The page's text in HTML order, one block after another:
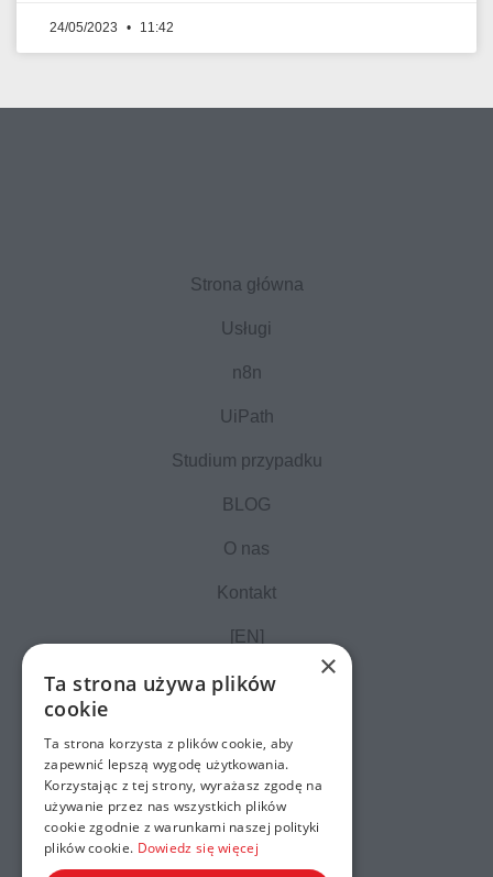
24/05/2023 11:42
Strona główna
Usługi
n8n
UiPath
Studium przypadku
BLOG
O nas
Kontakt
[EN]
×
Ta strona używa plików
cookie
Ta strona korzysta z plików cookie, aby
zapewnić lepszą wygodę użytkowania.
Korzystając z tej strony, wyrażasz zgodę na
używanie przez nas wszystkich plików
cookie zgodnie z warunkami naszej polityki
plików cookie. Dowiedz się więcej